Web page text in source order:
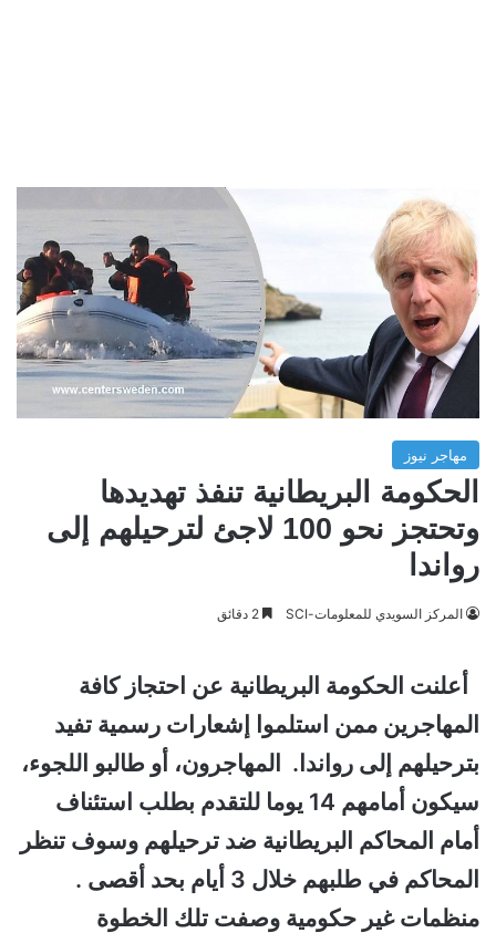
مهاجر نيوز
الحكومة البريطانية تنفذ تهديدها
وتحتجز نحو 100 لاجئ لترحيلهم إلى
رواندا
المركز السويدي للمعلومات-SCI
أعلنت الحكومة البريطانية عن احتجاز كافة
المهاجرين ممن استلموا إشعارات رسمية تفيد
بترحيلهم إلى رواندا. المهاجرون، أو طالبو اللجوء،
سيكون أمامهم 14 يوما للتقدم بطلب استئناف
أمام المحاكم البريطانية ضد ترحيلهم وسوف تنظر
المحاكم في طلبهم خلال 3 أيام بحد أقصى .
منظمات غير حكومية وصفت تلك الخطوة